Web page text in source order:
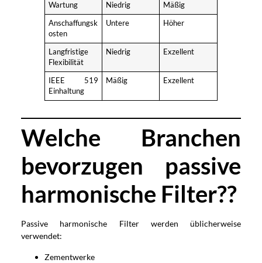
Wartung Niedrig Mäßig
Anschaffungsk
osten
Untere Höher
Langfristige
Flexibilität
Niedrig Exzellent
IEEE 519
Einhaltung
Mäßig Exzellent
Welche Branchen
bevorzugen passive
harmonische Filter??
Passive harmonische Filter werden üblicherweise
verwendet:
Zementwerke